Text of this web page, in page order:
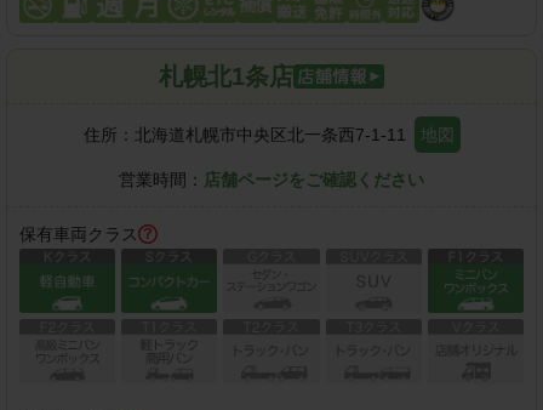
札幌北1条店
住所： 北海道札幌市中央区北一条西7-1-11 地図
営業時間： 店舗ページをご確認ください
保有車両クラス